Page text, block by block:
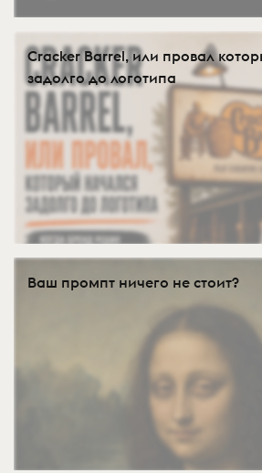
Cracker Barrel, или провал
задолго до логотипа
Ваш промпт ничего не стоит?